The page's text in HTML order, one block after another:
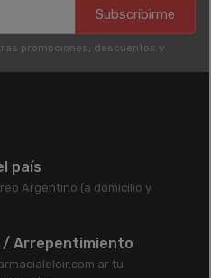
Subscribirme
promociones, descuentos y
país
Argentino (a domicilio y
/ Arrepentimiento
tu